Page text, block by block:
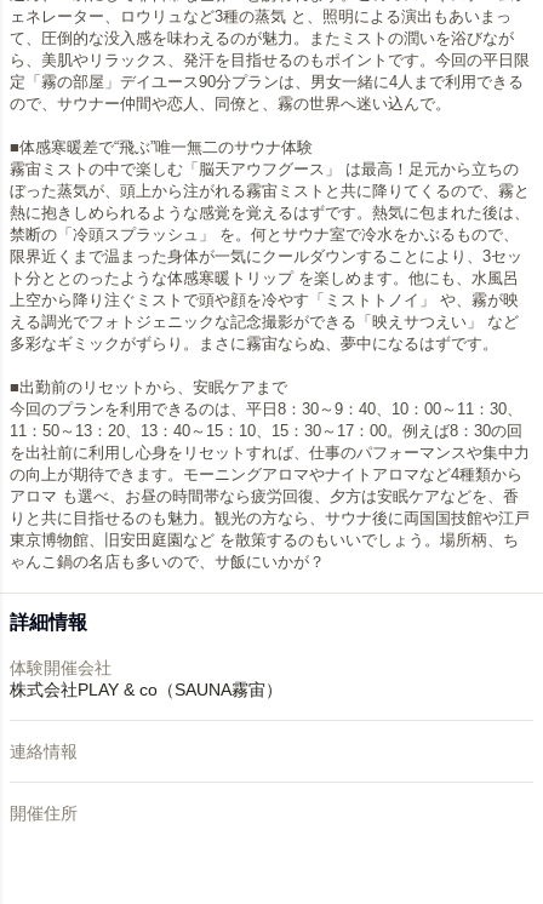
ェネレーター、ロウリュなど3種の蒸気 と、照明による演出もあいまっ
て、圧倒的な没入感を味わえるのが魅力。またミストの潤いを浴びなが
ら、美肌やリラックス、発汗を目指せるのもポイントです。今回の平日限
定「霧の部屋」デイユース90分プランは、男女一緒に4人まで利用できる
ので、サウナー仲間や恋人、同僚と、霧の世界へ迷い込んで。
■体感寒暖差で“飛ぶ”唯一無二のサウナ体験
霧宙ミストの中で楽しむ「脳天アウフグース」 は最高！足元から立ちの
ぼった蒸気が、頭上から注がれる霧宙ミストと共に降りてくるので、霧と
熱に抱きしめられるような感覚を覚えるはずです。熱気に包まれた後は、
禁断の「冷頭スプラッシュ」 を。何とサウナ室で冷水をかぶるもので、
限界近くまで温まった身体が一気にクールダウンすることにより、3セッ
ト分ととのったような体感寒暖トリップ を楽しめます。他にも、水風呂
上空から降り注ぐミストで頭や顔を冷やす「ミストトノイ」 や、霧が映
える調光でフォトジェニックな記念撮影ができる「映えサつえい」 など
多彩なギミックがずらり。まさに霧宙ならぬ、夢中になるはずです。
■出勤前のリセットから、安眠ケアまで
今回のプランを利用できるのは、平日8：30～9：40、10：00～11：30、
11：50～13：20、13：40～15：10、15：30～17：00。例えば8：30の回
を出社前に利用し心身をリセットすれば、仕事のパフォーマンスや集中力
の向上が期待できます。モーニングアロマやナイトアロマなど4種類から
アロマ も選べ、お昼の時間帯なら疲労回復、夕方は安眠ケアなどを、香
りと共に目指せるのも魅力。観光の方なら、サウナ後に両国国技館や江戸
東京博物館、旧安田庭園など を散策するのもいいでしょう。場所柄、ち
ゃんこ鍋の名店も多いので、サ飯にいかが？
詳細情報
体験開催会社
株式会社PLAY & co（SAUNA霧宙）
連絡情報
開催住所